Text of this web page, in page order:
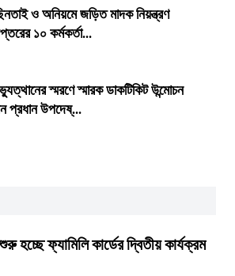
ও অনিয়মে জড়িত মাদক নিয়ন্ত্রণ
১০ কর্মকর্তা...
স্মরণে স্মারক ডাকটিকিট উন্মোচন
প্রধান উপদেষ্...
ফ্যামিলি কার্ডের দ্বিতীয় কার্যক্রম